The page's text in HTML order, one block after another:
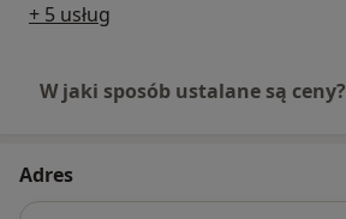
+ 5 usług
W jaki sposób ustalane są ceny?
Adres